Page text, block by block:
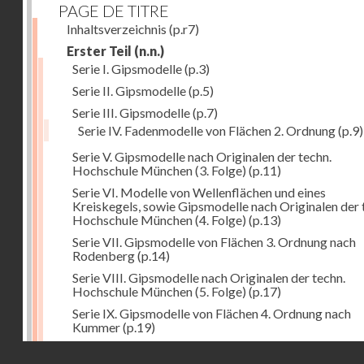
PAGE DE TITRE
Inhaltsverzeichnis (p.r7)
Erster Teil (n.n.)
Serie I. Gipsmodelle(p.3)
Serie II. Gipsmodelle(p.5)
Serie III. Gipsmodelle(p.7)
Serie IV. Fadenmodelle von Flächen 2. Ordnung(p.9)
Serie V. Gipsmodelle nach Originalen der techn.
Hochschule München (3. Folge) (p.11)
Serie VI. Modelle von Wellenflächen und eines
Kreiskegels, sowie Gipsmodelle nach Originalen der
Hochschule München (4. Folge) (p.13)
Serie VII. Gipsmodelle von Flächen 3. Ordnung nach
Rodenberg(p.14)
Serie VIII. Gipsmodelle nach Originalen der techn.
Hochschule München (5. Folge) (p.17)
Serie IX. Gipsmodelle von Flächen 4. Ordnung nach
Kummer(p.19)